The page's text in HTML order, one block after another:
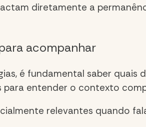
diretamente a
acompanhar
é fundamental saber quais
para entender o contexto
relevantes quando